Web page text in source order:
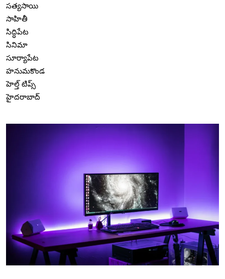
సత్యసాయి
సాహితీ
సిద్ధిపేట
సినిమా
సూర్యాపేట
హనుమకొండ
హెల్త్ టిప్స్
హైదరాబాద్